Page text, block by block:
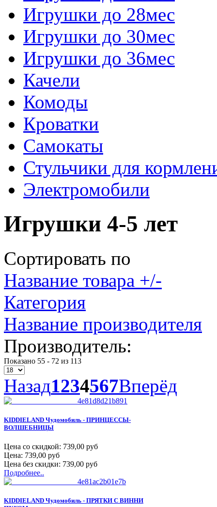
Игрушки до 28мес
Игрушки до 30мес
Игрушки до 36мес
Качели
Комоды
Кроватки
Самокаты
Стульчики для
Электромобили
Игрушки 4-5 лет
Сортировать по
Название товара +/-
Категория
Название производителя
Производитель:
Показано 55 - 72 из 113
Назад1234567Вперёд
KIDDIELAND Чудомобиль - ПРИНЦЕССЫ-
ВОЛШЕБНИЦЫ
Цена со скидкой: 739,00 руб
Цена: 739,00 руб
Цена без скидки: 739,00 руб
Подробнее..
KIDDIELAND Чудомобиль - ПРЯТКИ С ВИННИ